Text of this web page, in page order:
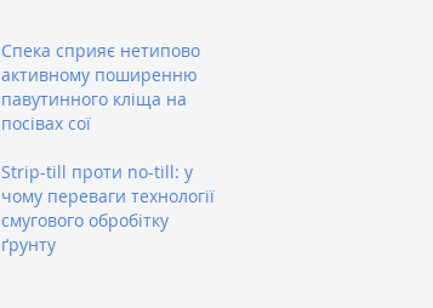
Спека сприяє нетипово
активному поширенню
павутинного кліща на
посівах сої
Strip-till проти no-till: у
чому переваги технології
смугового обробітку
ґрунту